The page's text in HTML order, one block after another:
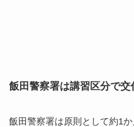
飯田警察署は講習区分で交
飯田警察署は原則として約1